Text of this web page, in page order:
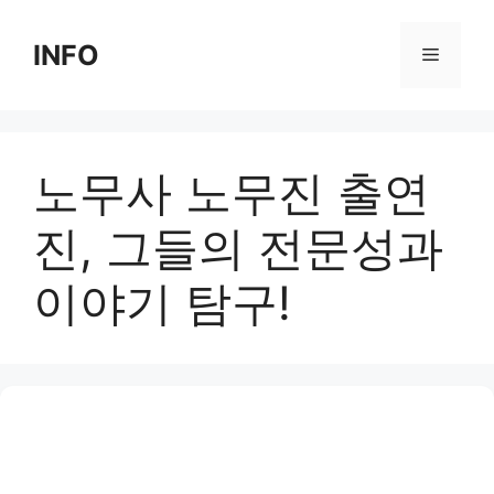
contentINFO Menu
노무사 노무진 출연
진, 그들의 전문성과
이야기 탐구!